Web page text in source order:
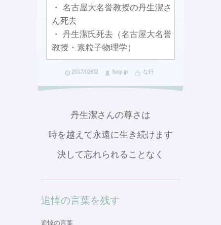
・ 名古屋大名誉教授の丹生潔さ
ん死去
・ 丹生潔氏死去（名古屋大名誉
教授・素粒子物理学）
2017/02/02 Sogi.jp な行
丹生潔さんの尊さは
時を越えて永遠に生き続けます
決して忘れられることなく
追悼の言葉を残す
追悼の言葉